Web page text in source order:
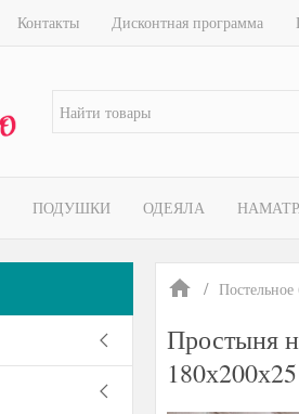
Контакты Дисконтная программа
ПОДУШКИ ОДЕЯЛА
Постельное
Простыня
180х200х25